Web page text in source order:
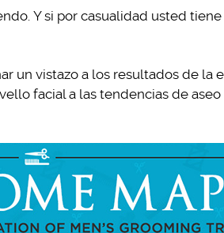
Y si por casualidad usted
un vistazo a los resultados de la
facial a las tendencias de aseo